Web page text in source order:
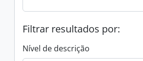
Filtrar resultados por:
Nível de descrição